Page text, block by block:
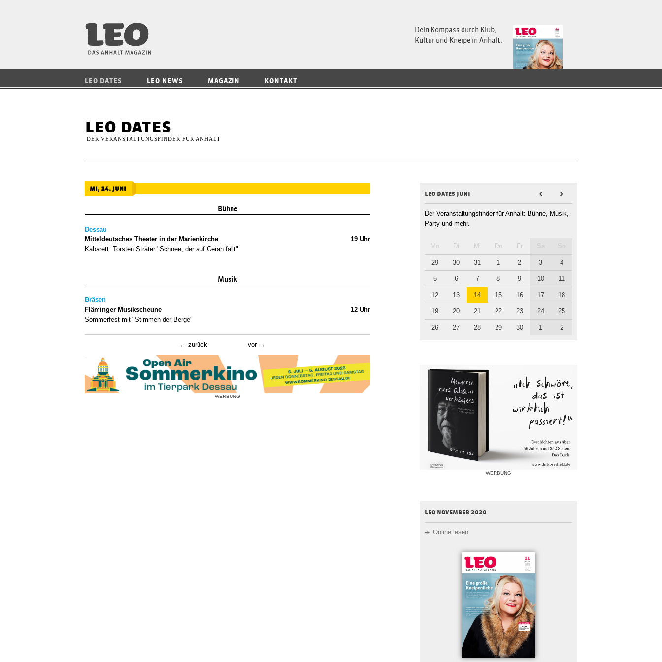
Dein Kompass durch Klub,
Kultur und Kneipe in Anhalt.
LEO DATES LEO NEWS MAGAZIN KONTAKT
leo dates
DER VERANSTALTUNGSFINDER FÜR ANHALT
mi, 14. juni
Bühne
Dessau
19 Uhr
Mitteldeutsches Theater in der Marienkirche
Kabarett: Torsten Sträter "Schnee, der auf Ceran fällt"
Musik
Bräsen
12 Uhr
Fläminger Musikscheune
Sommerfest mit "Stimmen der Berge"
zurück vor
WERBUNG
leo dates juni < >
Der Veranstaltungsfinder für Anhalt: Bühne, Musik,
Party und mehr.
Mo Di Mi Do Fr
29 30 31 1 2 3 4
5 6 7 8 9 10 11
12 13 14 15 16 17 18
19 20 21 22 23 24 25
26 27 28 29 30 1 2
WERBUNG
leo november 2020
Online lesen